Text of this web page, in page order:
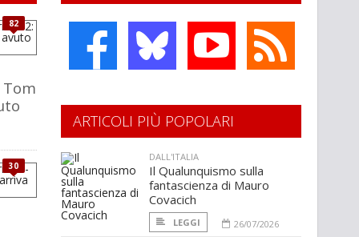
82
30
ARTICOLI PIÙ POPOLARI
DALL'ITALIA
Il Qualunquismo sulla
fantascienza di Mauro
Covacich
LEGGI
26/07/2026